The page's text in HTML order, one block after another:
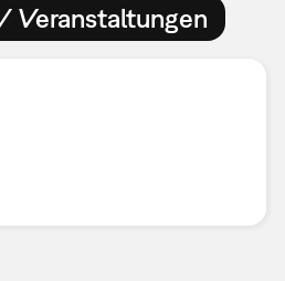
Veranstaltungen